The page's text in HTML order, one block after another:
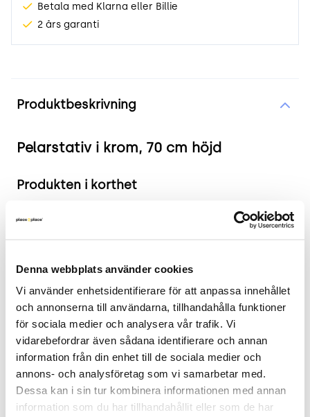
Denna webbplats använder cookies
Vi använder enhetsidentifierare för att anpassa innehållet
och annonserna till användarna, tillhandahålla funktioner
för sociala medier och analysera vår trafik. Vi
vidarebefordrar även sådana identifierare och annan
information från din enhet till de sociala medier och
annons- och analysföretag som vi samarbetar med.
Dessa kan i sin tur kombinera informationen med annan
information som du har tillhandahållit eller som de har
Betala med Klarna eller Billie
2 års garanti
Produktbeskrivning
Pelarstativ i krom, 70 cm höjd
Produkten i korthet
Färg: Krom
Mått: Höjd 70 cm x Bredd 55 cm x Djup 55 cm
2 års garanti
Mer om Pelarstativet
Detta pelarstativ är tillverkat i högkvalitativt
kromat material som ger en modern och stilren
look. Designat för att passa perfekt med
bordsskivor med en diameter på cirka 70 cm,
vilket gör det idealiskt för både hemmabruk och